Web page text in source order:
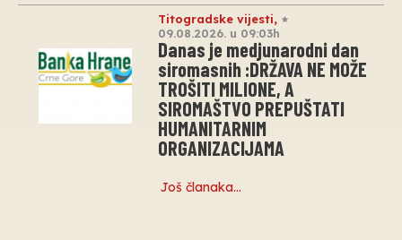
Titogradske vijesti,
09.08.2026. u 09:03h
Danas je medjunarodni dan
siromasnih :DRŽAVA NE MOŽE
TROŠITI MILIONE, A
SIROMAŠTVO PREPUŠTATI
HUMANITARNIM
ORGANIZACIJAMA
Još članaka…